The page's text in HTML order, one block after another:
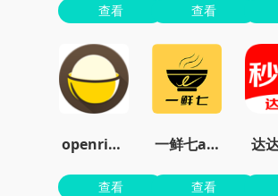
查看 查看
openrice官网
查看
一鲜七app
查看
达